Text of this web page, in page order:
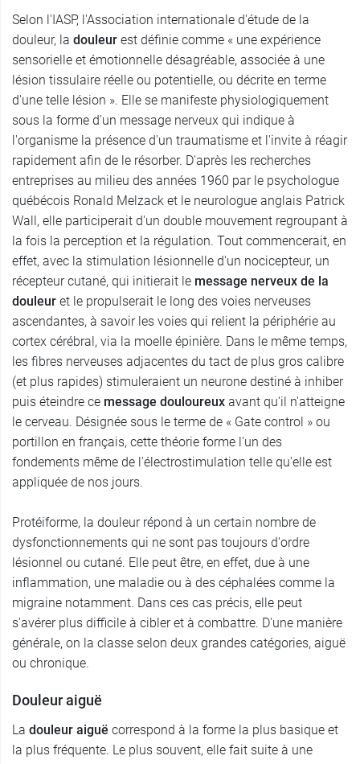
Selon l'IASP, l'Association internationale d'étude de la
douleur, la douleur est définie comme « une expérience
sensorielle et émotionnelle désagréable, associée à une
lésion tissulaire réelle ou potentielle, ou décrite en terme
d'une telle lésion ». Elle se manifeste physiologiquement
sous la forme d'un message nerveux qui indique à
l'organisme la présence d'un traumatisme et l'invite à réagir
rapidement afin de le résorber. D'après les recherches
entreprises au milieu des années 1960 par le psychologue
québécois Ronald Melzack et le neurologue anglais Patrick
Wall, elle participerait d'un double mouvement regroupant à
la fois la perception et la régulation. Tout commencerait, en
effet, avec la stimulation lésionnelle d'un nocicepteur, un
récepteur cutané, qui initierait le message nerveux de la
douleur et le propulserait le long des voies nerveuses
ascendantes, à savoir les voies qui relient la périphérie au
cortex cérébral, via la moelle épinière. Dans le même temps,
les fibres nerveuses adjacentes du tact de plus gros calibre
(et plus rapides) stimuleraient un neurone destiné à inhiber
puis éteindre ce message douloureux avant qu'il n'atteigne
le cerveau. Désignée sous le terme de « Gate control » ou
portillon en français, cette théorie forme l'un des
fondements même de l'électrostimulation telle qu'elle est
appliquée de nos jours.
Protéiforme, la douleur répond à un certain nombre de
dysfonctionnements qui ne sont pas toujours d'ordre
lésionnel ou cutané. Elle peut être, en effet, due à une
inflammation, une maladie ou à des céphalées comme la
migraine notamment. Dans ces cas précis, elle peut
s'avérer plus difficile à cibler et à combattre. D'une manière
générale, on la classe selon deux grandes catégories, aiguë
ou chronique.
Douleur aiguë
La douleur aiguë correspond à la forme la plus basique et
la plus fréquente. Le plus souvent, elle fait suite à une